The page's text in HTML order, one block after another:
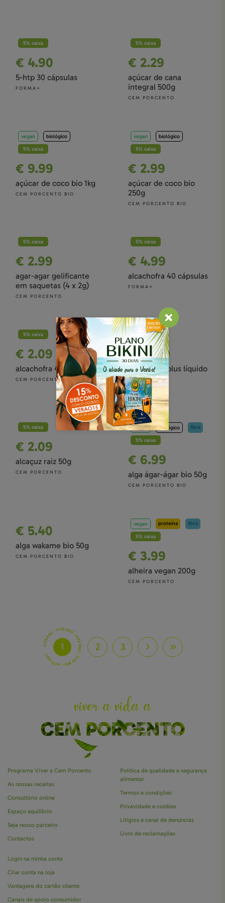
Cereais e Leguminosas
Profissional
Saúde Ocular
Especial Homem
5% caixa
€ 4.90
5-htp 30 cápsulas
FORMA+
5% caixa
€ 2.29
açúcar de cana
integral 500g
CEM PORCENTO
vegan
biológico
5% caixa
€ 9.99
açúcar de coco bio 1kg
CEM PORCENTO BIO
vegan
biológico
5% caixa
€ 2.99
açúcar de coco bio
250g
CEM PORCENTO BIO
5% caixa
€ 2.99
agar-agar gelificante
em saquetas (4 x 2g)
CEM PORCENTO
5% caixa
€ 4.99
alcachofra 40 cápsulas
FORMA+
5% caixa
€ 2.09
alcachofra 40g
CEM PORCENTO
5% caixa
€ 10.90
alcachofra plus líquido
500ml
FORMA+
5% caixa
€ 2.09
alcaçuz raiz 50g
CEM PORCENTO
vegan biológico
fibra
5% caixa
€ 6.99
alga ágar-ágar bio 50g
CEM PORCENTO BIO
€ 5.40
alga wakame bio 50g
CEM PORCENTO BIO
vegan proteína
fibra
5% caixa
€ 3.99
alheira vegan 200g
CEM PORCENTO
está aqui . está aqui . está aqui . está aqui . está aqui .
1 2 3
viver a vida a
CEM PORCENTO
Programa Viver a Cem Porcento
As nossas receitas
Consultório online
Espaço equilíbrio
Seja nosso parceiro
Contactos
Política de qualidade e segurança
alimentar
Termos e condições
Privavidade e cookies
Litígios e canal de denúncias
Livro de reclamações
Login na minha conta
Criar conta na loja
Vantagens do cartão cliente
Canais de apoio consumidor